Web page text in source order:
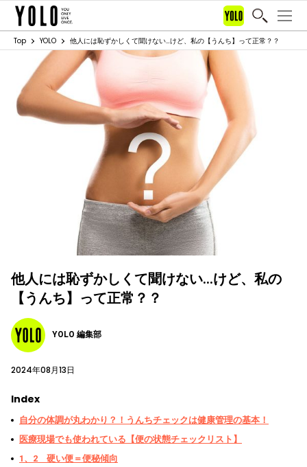
Top YOLO 他人には恥ずかしくて聞けない…けど、私の【うんち】って正常？？
他人には恥ずかしくて聞けない…けど、私の
【うんち】って正常？？
YOLO 編集部
2024年08月13日
Index
自分の体調が丸わかり？！うんちチェックは健康管理の基本！
医療現場でも使われている【便の状態チェックリスト】
1、2 硬い便＝便秘傾向